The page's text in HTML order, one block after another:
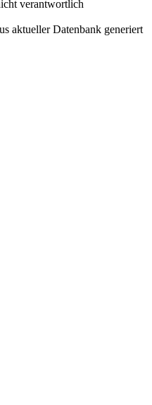
verantwortlich
aktueller Datenbank generiert